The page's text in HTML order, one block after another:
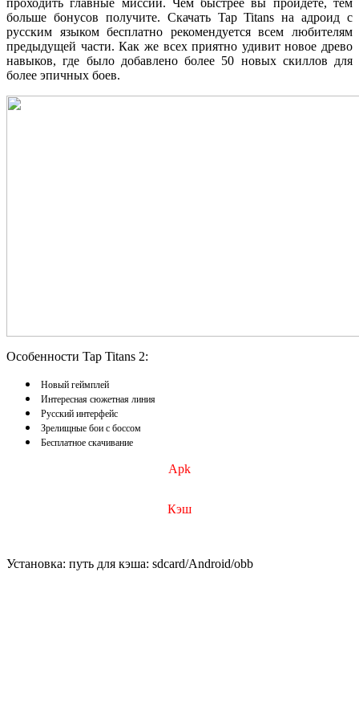
больше бонусов получите. Скачать Tap Titans на адроид с
русским языком бесплатно рекомендуется всем любителям
предыдущей части. Как же всех приятно удивит новое древо
навыков, где было добавлено более 50 новых скиллов для
более эпичных боев.
Особенности Tap Titans 2:
Новый геймплей
Интересная сюжетная линия
Русский интерфейс
Зрелищные бои с боссом
Бесплатное скачивание
Apk
Кэш
Установка: путь для кэша: sdcard/Android/obb